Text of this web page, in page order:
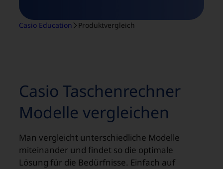
Casio Education Produktvergleich
Casio Taschenrechner
Modelle vergleichen
Man vergleicht unterschiedliche Modelle
miteinander und findet so die optimale
Lösung für die Bedürfnisse. Einfach auf